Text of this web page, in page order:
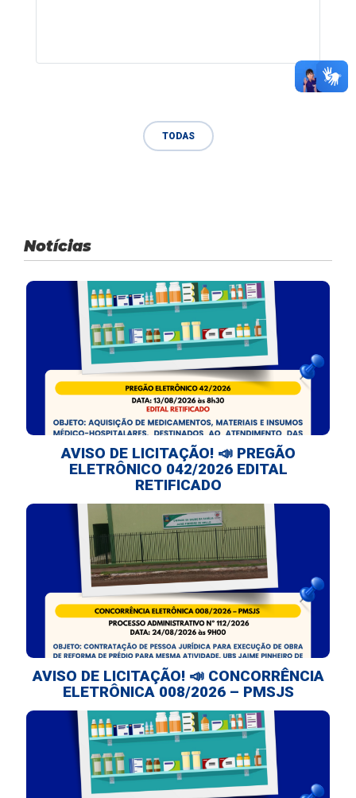
TODAS
Notícias
AVISO DE LICITAÇÃO! 📣 PREGÃO
ELETRÔNICO 042/2026 EDITAL
RETIFICADO
AVISO DE LICITAÇÃO! 📣 CONCORRÊNCIA
ELETRÔNICA 008/2026 – PMSJS